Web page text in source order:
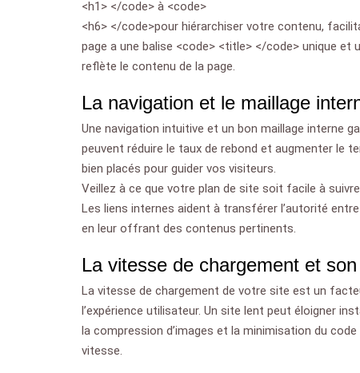
<h1> </code> à <code>
<h6> </code>pour hiérarchiser votre contenu,
page a une balise <code> <title> </code> unique
reflète le contenu de la page.
La navigation et le maillage
Une navigation intuitive et un bon maillage interne
peuvent réduire le taux de rebond et augmenter le
bien placés pour guider vos visiteurs.
Veillez à ce que votre plan de site soit facile à
Les liens internes aident à transférer l’autorité
en leur offrant des contenus pertinents.
La vitesse de chargement et
La vitesse de chargement de votre site est un
l’expérience utilisateur. Un site lent peut éloigner
la compression d’images et la minimisation du
vitesse.